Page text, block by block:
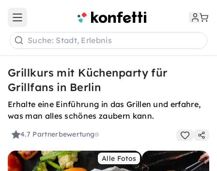
Open main menu
Suche: Stadt, Erlebnis
Grillkurs mit Küchenparty für
Grillfans in Berlin
Erhalte eine Einführung in das Grillen und erfahre,
was man alles schönes zaubern kann.
4.7 Partnerbewertung
Alle Fotos